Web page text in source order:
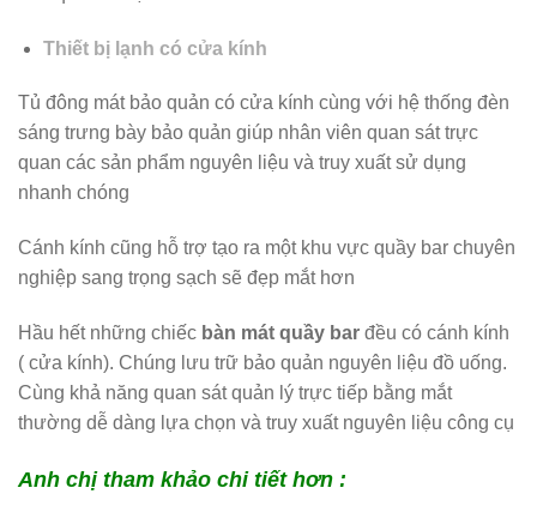
Thiết bị lạnh có cửa kính
Tủ đông mát bảo quản có cửa kính cùng với hệ thống đèn
sáng trưng bày bảo quản giúp nhân viên quan sát trực
quan các sản phẩm nguyên liệu và truy xuất sử dụng
nhanh chóng
Cánh kính cũng hỗ trợ tạo ra một khu vực quầy bar chuyên
nghiệp sang trọng sạch sẽ đẹp mắt hơn
Hầu hết những chiếc bàn mát quầy bar đều có cánh kính
( cửa kính). Chúng lưu trữ bảo quản nguyên liệu đồ uống.
Cùng khả năng quan sát quản lý trực tiếp bằng mắt
thường dễ dàng lựa chọn và truy xuất nguyên liệu công cụ
Anh chị tham khảo chi tiết hơn :